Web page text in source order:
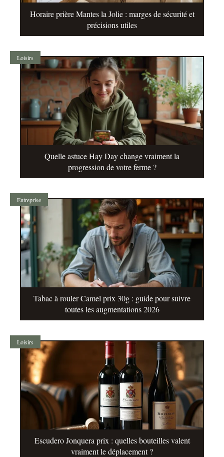
Horaire prière Mantes la Jolie : marges de sécurité et
précisions utiles
Loisirs
Quelle astuce Hay Day change vraiment la
progression de votre ferme ?
Entreprise
Tabac à rouler Camel prix 30g : guide pour suivre
toutes les augmentations 2026
Loisirs
Escudero Jonquera prix : quelles bouteilles valent
vraiment le déplacement ?